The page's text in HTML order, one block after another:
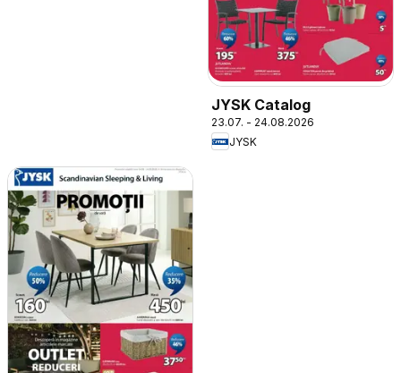
JYSK Catalog
23.07. - 24.08.2026
JYSK